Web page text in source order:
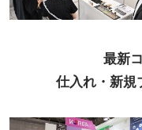
最新
仕入れ・新規